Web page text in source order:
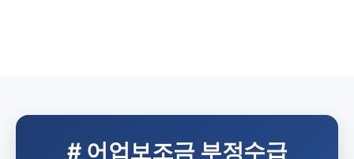
# 어업보조금 부정수급